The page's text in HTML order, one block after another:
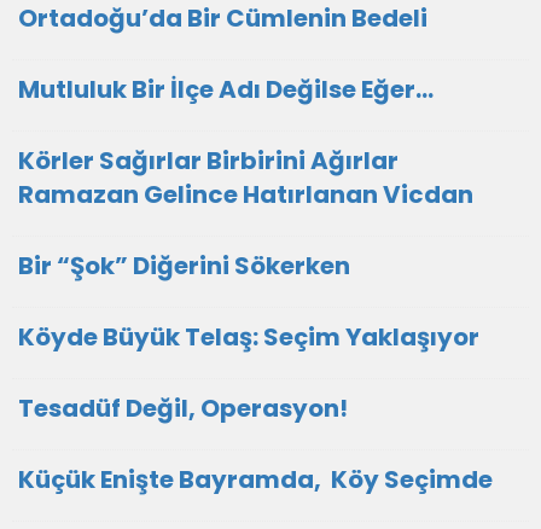
Ortadoğu’da Bir Cümlenin Bedeli
Mutluluk Bir İlçe Adı Değilse Eğer...
Körler Sağırlar Birbirini Ağırlar
Ramazan Gelince Hatırlanan Vicdan
Bir “Şok” Diğerini Sökerken
Köyde Büyük Telaş: Seçim Yaklaşıyor
Tesadüf Değil, Operasyon!
Küçük Enişte Bayramda, Köy Seçimde